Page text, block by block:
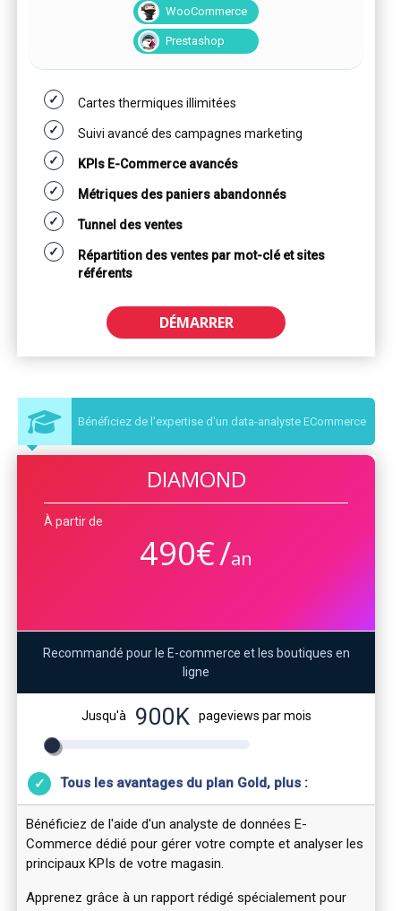
WooCommerce
Prestashop
Cartes thermiques illimitées
Suivi avancé des campagnes marketing
KPIs E-Commerce avancés
Métriques des paniers abandonnés
Tunnel des ventes
Répartition des ventes par mot-clé et sites
référents
DÉMARRER
Bénéficiez de l'expertise d'un data-analyste ECommerce
DIAMOND
À partir de
490€/an
Recommandé pour le E-commerce et les boutiques en
ligne
Jusqu'à 900K pageviews par mois
Tous les avantages du plan Gold, plus :
Bénéficiez de l'aide d'un analyste de données E-
Commerce dédié pour gérer votre compte et analyser les
principaux KPIs de votre magasin.
Apprenez grâce à un rapport rédigé spécialement pour